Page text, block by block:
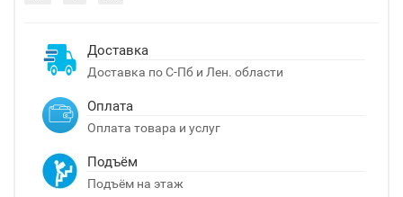
Доставка
Доставка по С-Пб и Лен. области
Оплата
Оплата товара и услуг
Подъём
Подъём на этаж